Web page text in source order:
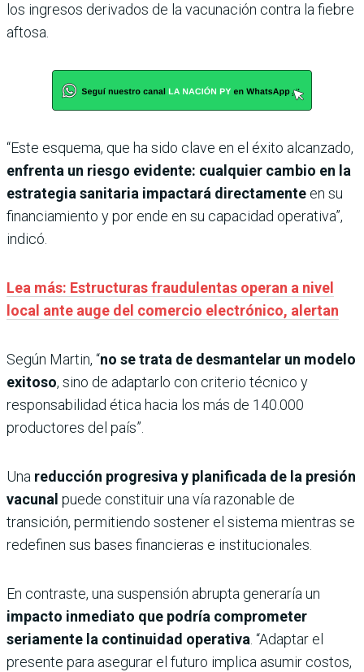
los ingresos derivados de la vacunación contra la fiebre
aftosa.
“Este esquema, que ha sido clave en el éxito alcanzado,
enfrenta un riesgo evidente: cualquier cambio en la
estrategia sanitaria impactará directamente en su
financiamiento y por ende en su capacidad operativa”,
indicó.
Lea más: Estructuras fraudulentas operan a nivel
local ante auge del comercio electrónico, alertan
Según Martin, “no se trata de desmantelar un modelo
exitoso, sino de adaptarlo con criterio técnico y
responsabilidad ética hacia los más de 140.000
productores del país”.
Una reducción progresiva y planificada de la presión
vacunal puede constituir una vía razonable de
transición, permitiendo sostener el sistema mientras se
redefinen sus bases financieras e institucionales.
En contraste, una suspensión abrupta generaría un
impacto inmediato que podría comprometer
seriamente la continuidad operativa. “Adaptar el
presente para asegurar el futuro implica asumir costos,